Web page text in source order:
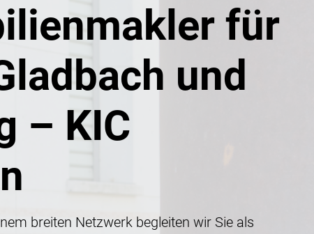
für
und
– KIC
breiten Netzwerk begleiten wir Sie als